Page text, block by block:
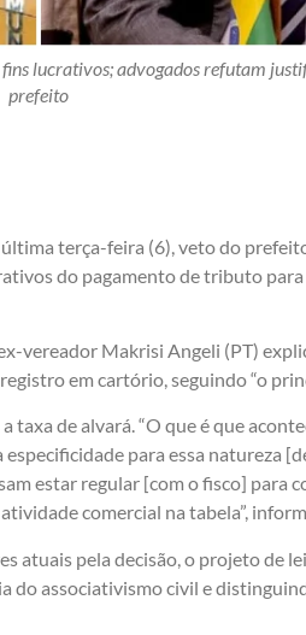
lucrativos; advogados refutam
prefeito
terça-feira (6), veto do
do pagamento de tributo para
vereador Makrisi Angeli (PT)
em cartório, seguindo “o
de alvará. “O que é que
para essa natureza
estar regular [com o fisco] para
comercial na tabela”,
atuais pela decisão, o projeto de
do associativismo civil e